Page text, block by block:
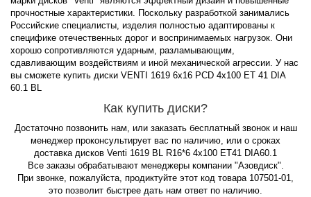
прочностные характеристики. Поскольку разработкой занимались
Российские специалисты, изделия полностью адаптированы к
специфике отечественных дорог и воспринимаемых нагрузок. Они
хорошо сопротивляются ударным, разламывающим,
сдавливающим воздействиям и иной механической агрессии. У нас
вы сможете купить диски VENTI 1619 6x16 PCD 4x100 ET 41 DIA
60.1 BL
Как купить диски?
Достаточно позвонить нам, или заказать бесплатный звонок и наш
менеджер проконсультирует вас по наличию, или о сроках
доставка дисков Venti 1619 BL R16*6 4x100 ET41 DIA60.1
Все заказы обрабатывают менеджеры компании "Азовдиск".
При звонке, пожалуйста, продиктуйте этот код товара 107501-01,
это позволит быстрее дать нам ответ по наличию.